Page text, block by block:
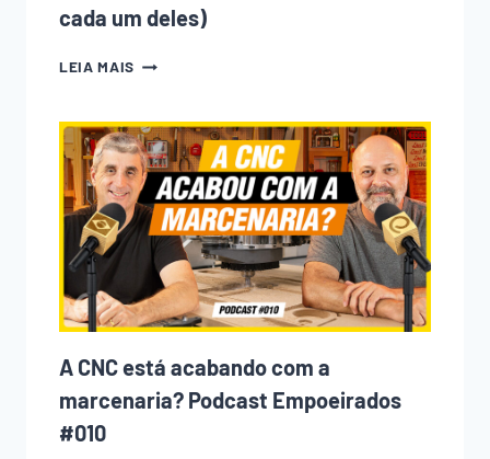
cada um deles)
LEIA MAIS 10
TODO
INICIANTE
NA
MARCENARIA
COMETE
(E
COMO
EVITAR
CADA
UM
DELES)
A CNC está acabando com a
marcenaria? Podcast Empoeirados
#010